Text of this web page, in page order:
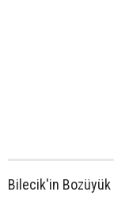
Bilecik'in